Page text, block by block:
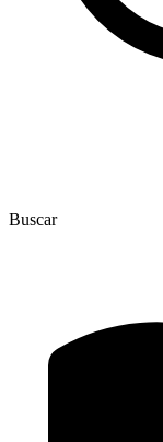
Buscar